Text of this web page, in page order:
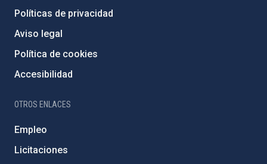
Políticas de privacidad
Aviso legal
Política de cookies
Accesibilidad
OTROS ENLACES
Empleo
Licitaciones